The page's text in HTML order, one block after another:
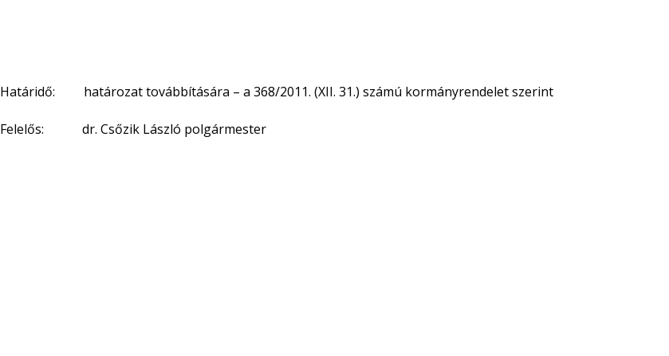
Határidő: határozat továbbítására – a 368/2011. (XII. 31.) számú kormányrendelet szerint
Felelős: dr. Csőzik László polgármester